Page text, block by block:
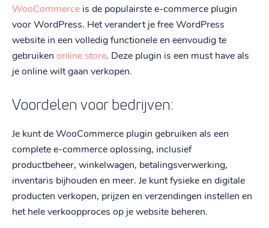
WooCommerce is de populairste e-commerce plugin
voor WordPress. Het verandert je free WordPress
website in een volledig functionele en eenvoudig te
gebruiken online store. Deze plugin is een must have als
je online wilt gaan verkopen.
Voordelen voor bedrijven:
Je kunt de WooCommerce plugin gebruiken als een
complete e-commerce oplossing, inclusief
productbeheer, winkelwagen, betalingsverwerking,
inventaris bijhouden en meer. Je kunt fysieke en digitale
producten verkopen, prijzen en verzendingen instellen en
het hele verkoopproces op je website beheren.